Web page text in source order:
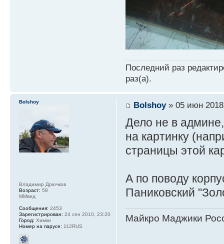
Последний раз
раз(а).
Bolshoy» 05 июн
Дело не в
на картинку
страницы этой
А по поводу
Паниковский
Майкро Маджики
Bolshoy
Владимир Дрючков
Возраст: 58
ММвед
Сообщения: 2453
Зарегистрирован: 24 сен 2010, 23:20
Город: Химки
Номер на парусе: 112RUS